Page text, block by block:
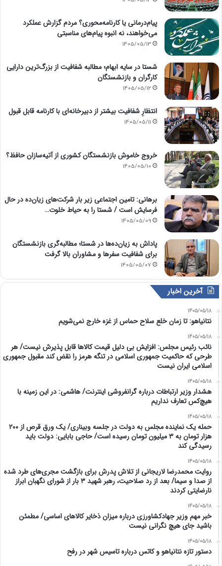
پیام‌درمانی یا کارنامه‌محوری؟ مردم گزارش عملکرد
می‌خواهند، نه انبوه پیام‌های مناسبتی
1405/05/13
شستا در سایه ابهام؛ مطالبه شفافیت از بزرگ‌ترین دارایی
کارگران و بازنشستگان
1405/05/12
انتظارِ شفافیت بیشتر از دبیرخانه‌ای با کارنامه قابل قبول
1405/05/11
خروج خاموش بازنشستگان کشوری از آتیه‌سازان حافظ؟
1405/05/10
برهانی: تامین اجتماعی زیر بار شرکت‌های زیان‌ده در حال
فرسایش است / شستا را به حیاط خلوت…
1405/05/09
پاداش به زیان‌ده‌ها در شستا؛ مطالبه‌گری بازنشستگان
برای شفافیت سفرها و مشاوران بالا گرفت
1405/05/07
آخرین اخبار
1405/05/18
نتانیاهو: تا زمان خلع سلاح حماس از غزه خارج نمی‌شویم
1405/05/18
نائب رئیس مجلس: افزایش بی دلیل قیمت کالاها قابل پذیرش نیست/ هر
طرحی که حاکمیت جمهوری اسلامی در تنگه هرمز را نقض کند مقبول جمهوری
اسلامی ایران نیست
1405/05/18
هشدار وزیر ارتباطات درباره گرانفروشی اینترنت/ هاشمی: در این زمینه با
هیچ‌کس تعارف نداریم
1405/05/18
حمله یک نماینده مجلس به دولت در جلسه وبیناری/ یک ورق قرص از ۲۰۰
هزار تومان به ۳ میلیون تومان رسیده است/ حاجی بابایی: دولت باید
رسیدگی کند
1405/05/18
روایت محمدرضا لاریجانی از تلاش پدرش برای بازگشت مجری‌های طرد شده
از صدا و سیما/ بعد از رد صلاحیت، رهبر شهید ۳ بار از شورای نگهبان ابراز
نارضایتی کردند
1405/05/18
خبر مهم وزیر جهادکشاورزی درباره میزان ذخایر کالاهای اساسی/ مطمئن
باشید جای هیچ نگرانی نیست
1405/05/18
دستور تازه نتانیاهو و کاتس درباره تاسیس شهر در رفح